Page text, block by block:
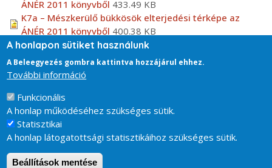
ÁNÉR 2011 könyvből 433.49 KB
K7a – Mészkerülő bükkösök elterjedési térképe az
ÁNÉR 2011 könyvből 400.38 KB
Fotótár
K7a – Mészkerülő bükkösök - Acidofrequent beech
A honlapon sütiket használunk
A Beleegyezés gombra kattintva hozzájárul ehhez.
További információ
Funkcionális
A honlap működéséhez szükséges sütik.
Statisztikai
A honlap látogatottsági statisztikáihoz szükséges sütik.
Beállítások mentése